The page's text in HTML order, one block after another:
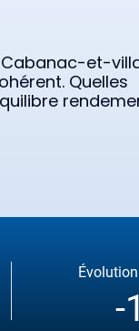
et-
Quelles
-